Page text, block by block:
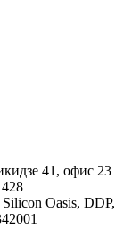
41, офис 23
Oasis, DDP,